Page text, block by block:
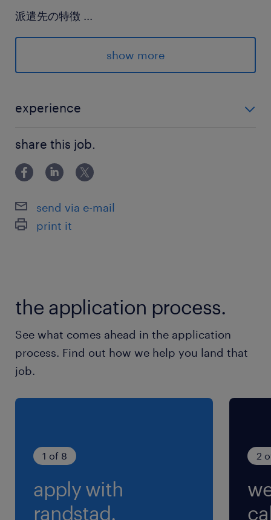
派遣先の特徴 ...
自動車や航空機に使われるガラスを作っている大
手メーカーのグループ企業◎
東武佐野線／多田(栃木県)駅（車4分）
JR両毛線／佐野駅（車14分）
休日休暇
土日休み ◎各種、長期連休（GW・夏季・年末
年始）あり
（2）15:00-0:00（実働8時間00分・休憩60分）
分）
※《シフト例》1週間ごとの交替勤務予定 ＊繁
閑に応じて、日勤固定・2交替と変更になる可能
性あり
show more
experience
share this job.
send via e-mail
print it
the application process.
See what comes ahead in the application
process. Find out how we help you land that
job.
1 of 8
apply with
randstad.
2